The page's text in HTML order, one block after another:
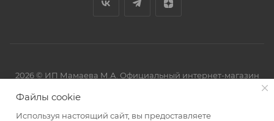
2026 © ИП Мамаева М.А. Официальный интернет-магазин
Файлы cookie
Используя настоящий сайт, вы предоставляете